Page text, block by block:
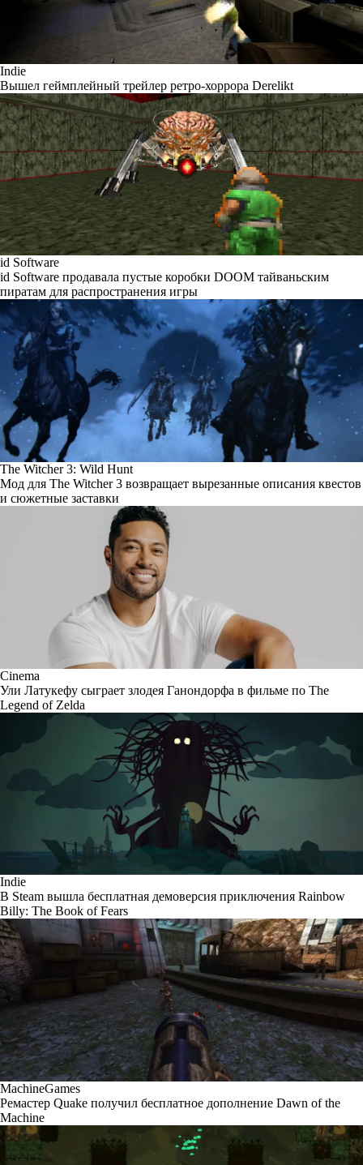
Indie
Вышел геймплейный трейлер ретро-хоррора Derelikt
id Software
id Software продавала пустые коробки DOOM тайваньским
пиратам для распространения игры
The Witcher 3: Wild Hunt
Мод для The Witcher 3 возвращает вырезанные описания квестов
и сюжетные заставки
Cinema
Ули Латукефу сыграет злодея Ганондорфа в фильме по The
Legend of Zelda
Indie
В Steam вышла бесплатная демоверсия приключения Rainbow
Billy: The Book of Fears
MachineGames
Ремастер Quake получил бесплатное дополнение Dawn of the
Machine